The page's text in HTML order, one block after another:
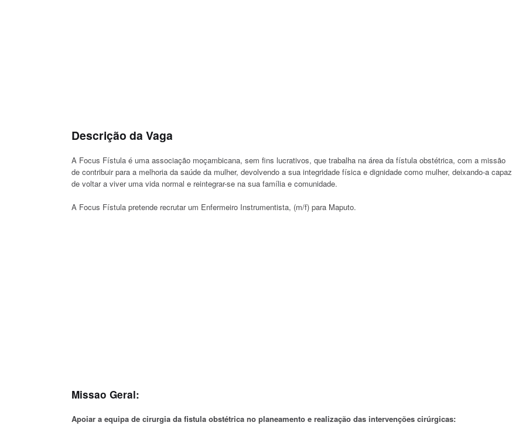
Descrição da Vaga
A Focus Fístula é uma associação moçambicana, sem fins lucrativos, que trabalha na área da fístula obstétrica, com a missão
de contribuir para a melhoria da saúde da mulher, devolvendo a sua integridade física e dignidade como mulher, deixando-a capaz
de voltar a viver uma vida normal e reintegrar-se na sua família e comunidade.
A Focus Fístula pretende recrutar um Enfermeiro Instrumentista, (m/f) para Maputo.
Missao Geral:
Apoiar a equipa de cirurgia da fistula obstétrica no planeamento e realização das intervenções cirúrgicas: